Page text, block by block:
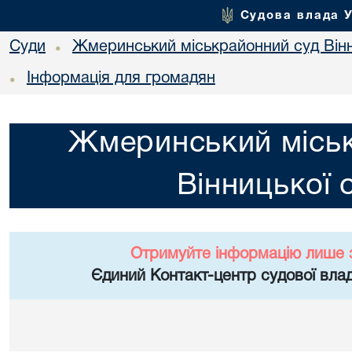
Судова влада
Суди • Жмеринський міськрайонний суд
• Інформація для громадян
Жмеринський
Вінницької
Отримуйте інформацію лише
Єдиний Контакт-центр судової